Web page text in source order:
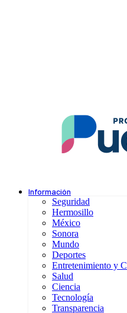
Información
Seguridad
Hermosillo
México
Sonora
Mundo
Deportes
Entretenimiento y
Salud
Ciencia
Tecnología
Transparencia